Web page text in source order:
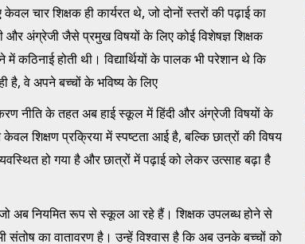
चार शिक्षक ही कार्यरत थे, जो दोनों स्तरों की पढ़ाई का
अंग्रेजी जैसे प्रमुख विषयों के लिए कोई विशेषज्ञ शिक्षक
में कठिनाई होती थी। विद्यार्थियों के पालक भी परेशान थे कि
है, वे अपने बच्चों के भविष्य के लिए
नीति के तहत अब हाई स्कूल में हिंदी और अंग्रेजी विषयों के
शिक्षण प्रक्रिया में स्पष्टता आई है, बल्कि छात्रों की विषय
हो गया है और छात्रों में पढ़ाई को लेकर उत्साह बढ़ा है
अब नियमित रूप से स्कूल आ रहे हैं। शिक्षक उपलब्ध होने से
संतोष का वातावरण है। उन्हें विश्वास है कि अब उनके बच्चों को